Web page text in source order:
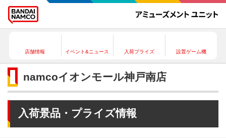
店舗情報 イベント&ニュース 入荷プライズ 設置ゲーム機
namcoイオンモール神戸南店
入荷景品・プライズ情報